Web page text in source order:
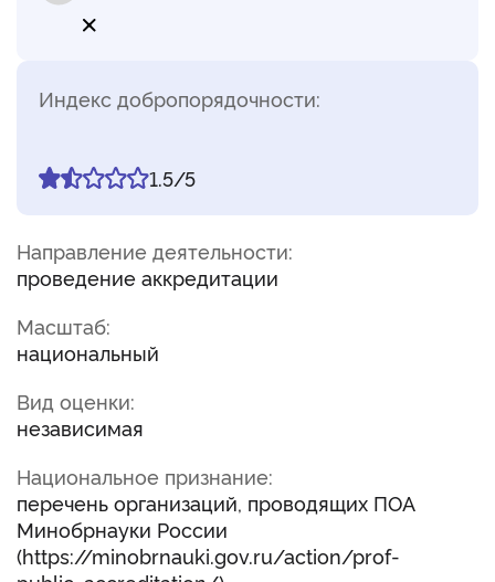
Индекс добропорядочности:
1.5/5
Направление деятельности:
проведение аккредитации
Масштаб:
национальный
Вид оценки:
независимая
Национальное признание:
перечень организаций, проводящих ПОА
Минобрнауки России
(https://minobrnauki.gov.ru/action/prof-